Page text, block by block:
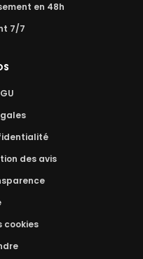
en 48h
7/7
des avis
cookies